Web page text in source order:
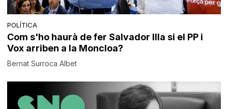
POLÍTICA
Com s'ho haurà de fer Salvador Illa si el PP i
Vox arriben a la Moncloa?
Bernat Surroca Albet